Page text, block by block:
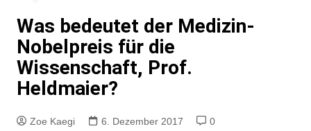
Was bedeutet der Medizin-
Nobelpreis für die
Wissenschaft, Prof.
Heldmaier?
Zoe Kaegi 6. Dezember 2017
0